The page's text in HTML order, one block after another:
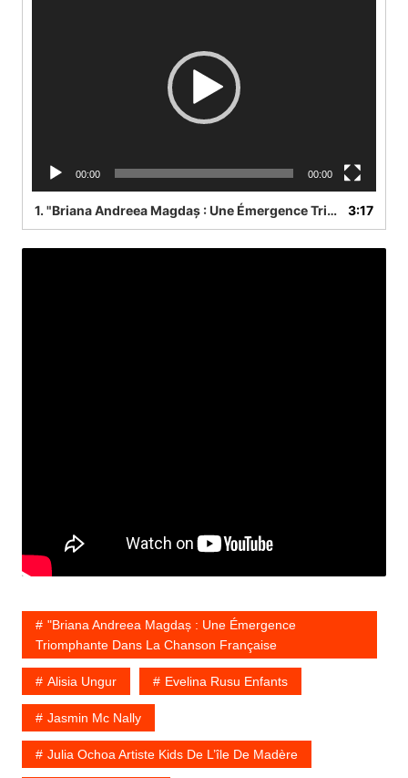
00:00 00:00
1. "Briana Andreea Magdaș : Une Émergence Triomphante dans la Chanson Française, Remportant le Concours International de l'Artiste de Demain avec "Voilà" de Barbara Pravi, Établissant un Héritage Musical Entre la France et la Roumanie." 3:17
"Briana Andreea Magdaș : Une Émergence
Triomphante Dans La Chanson Française
Alisia Ungur Evelina Rusu Enfants
Jasmin Mc Nally
Julia Ochoa Artiste Kids De L’île De Madère